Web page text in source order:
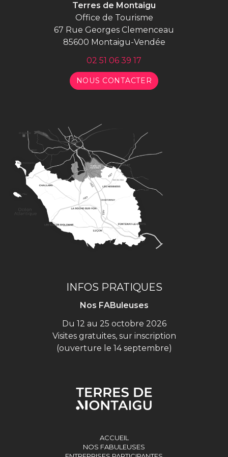
Terres de Montaigu
Office de Tourisme
67 Rue Georges Clemenceau
85600 Montaigu-Vendée
02 51 06 39 17
NOUS CONTACTER
INFOS PRATIQUES
Nos FABuleuses
Du 12 au 25 octobre 2026
Visites gratuites, sur inscription
(ouverture le 14 septembre)
ACCUEIL
NOS FABULEUSES